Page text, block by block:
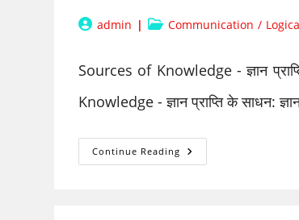
Postadmin
PostCommunication /
Sources of Knowledge - ज्ञान
Knowledge - ज्ञान प्राप्ति के साधन:
Continue Reading Sources
Of